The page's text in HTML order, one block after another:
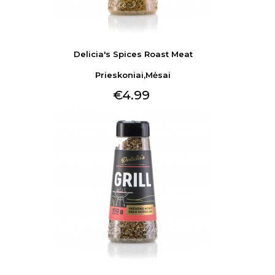
Delicia's Spices Roast Meat
Prieskoniai,mėsai
€4.99